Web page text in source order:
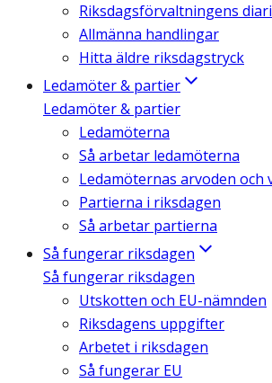
Riksdagsförvaltningens
Allmänna handlingar
Hitta äldre riksdagstryck
Ledamöter & partier
Ledamöter & partier
Ledamöterna
Så arbetar ledamöterna
Ledamöternas arvoden och
Partierna i riksdagen
Så arbetar partierna
Så fungerar riksdagen
Så fungerar riksdagen
Utskotten och EU-nämnden
Riksdagens uppgifter
Arbetet i riksdagen
Så fungerar EU